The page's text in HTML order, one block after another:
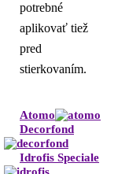
potrebné
aplikovať tiež
pred
stierkovaním.
Atomo
Decorfond
Idrofis Speciale